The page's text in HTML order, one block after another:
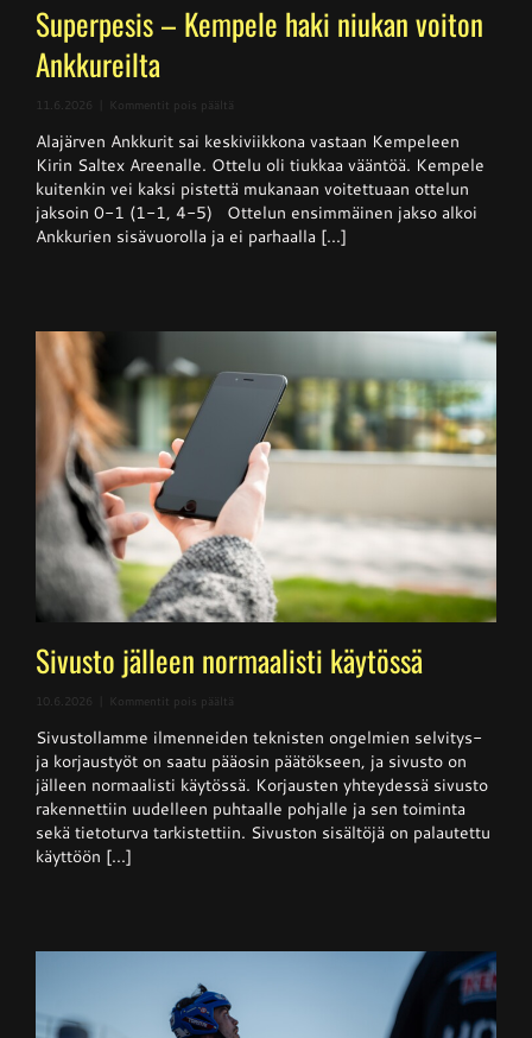
Superpesis – Kempele haki niukan voiton
Ankkureilta
11.6.2026 Kommentit pois päältä
–
Kempele
haki
niukan
voiton
Ankkureilta
Alajärven Ankkurit sai keskiviikkona vastaan Kempeleen
Kirin Saltex Areenalle. Ottelu oli tiukkaa vääntöä. Kempele
kuitenkin vei kaksi pistettä mukanaan voitettuaan ottelun
jaksoin 0-1 (1-1, 4-5) Ottelun ensimmäinen jakso alkoi
Ankkurien sisävuorolla ja ei parhaalla [...]
Sivusto jälleen normaalisti käytössä
10.6.2026 Kommentit pois päältä
jälleen
normaalisti
käytössä
Sivustollamme ilmenneiden teknisten ongelmien selvitys-
ja korjaustyöt on saatu pääosin päätökseen, ja sivusto on
jälleen normaalisti käytössä. Korjausten yhteydessä sivusto
rakennettiin uudelleen puhtaalle pohjalle ja sen toiminta
sekä tietoturva tarkistettiin. Sivuston sisältöjä on palautettu
käyttöön [...]